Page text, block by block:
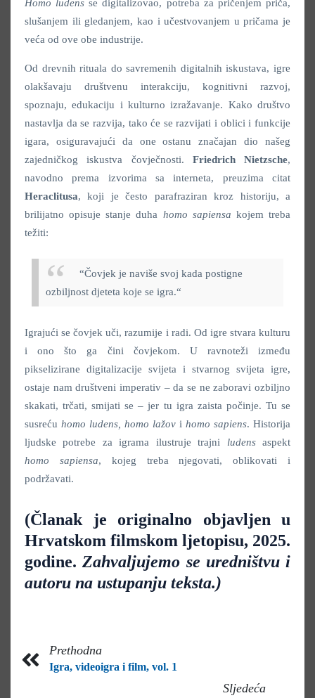
Homo ludens se digitalizovao, potreba za pričenjem priča,
slušanjem ili gledanjem, kao i učestvovanjem u pričama je
veća od ove obe industrije.
Od drevnih rituala do savremenih digitalnih iskustava, igre
olakšavaju društvenu interakciju, kognitivni razvoj,
spoznaju, edukaciju i kulturno izražavanje. Kako društvo
nastavlja da se razvija, tako će se razvijati i oblici i funkcije
igara, osiguravajući da one ostanu značajan dio našeg
zajedničkog iskustva čovječnosti. Friedrich Nietzsche,
navodno prema izvorima sa interneta, preuzima citat
Heraclitusa, koji je često parafraziran kroz historiju, a
brilijatno opisuje stanje duha homo sapiensa kojem treba
težiti:
“Čovjek je naviše svoj kada postigne
ozbiljnost djeteta koje se igra.“
Igrajući se čovjek uči, razumije i radi. Od igre stvara kulturu
i ono što ga čini čovjekom. U ravnoteži između
pikselizirane digitalizacije svijeta i stvarnog svijeta igre,
ostaje nam društveni imperativ – da se ne zaboravi ozbiljno
skakati, trčati, smijati se – jer tu igra zaista počinje. Tu se
susreću homo ludens, homo lažov i homo sapiens. Historija
ljudske potrebe za igrama ilustruje trajni ludensaspekt
homo sapiensa, kojeg treba njegovati, oblikovati i
podržavati.
(Članak je originalno objavljen u
Hrvatskom filmskom ljetopisu, 2025.
godine.Zahvaljujemo se uredništvu i
autoru na ustupanju teksta.)
Prethodna
Igra, videoigra i film, vol. 1
Sljedeća